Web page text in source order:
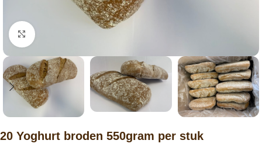
Click to enlarge
20 Yoghurt broden 550gram per stuk